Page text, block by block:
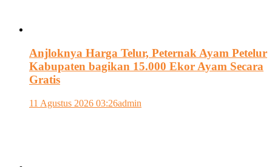
Anjloknya Harga Telur, Peternak Ayam Petelur
Kabupaten bagikan 15.000 Ekor Ayam Secara
Gratis
11 Agustus 2026 03:26admin